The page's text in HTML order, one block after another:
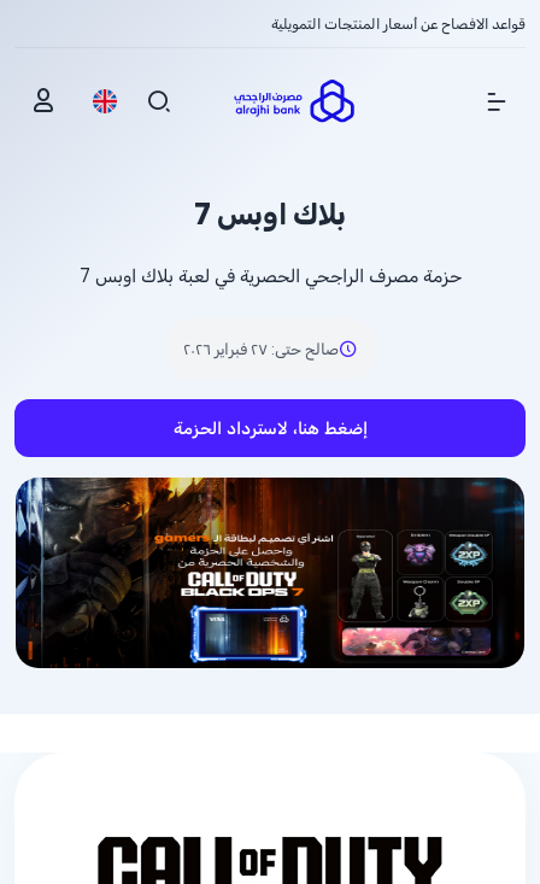
قواعد الافصاح عن أسعار المنتجات التمويلية
Show Menu
بلاك اوبس 7
حزمة مصرف الراجحي الحصرية في لعبة بلاك اوبس 7
صالح حتى: ٢٧ فبراير ٢٠٢٦
إضغط هنا، لاسترداد الحزمة